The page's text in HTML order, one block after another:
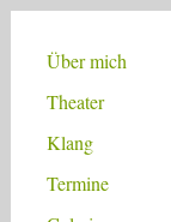
Über mich
Theater
Klang
Termine